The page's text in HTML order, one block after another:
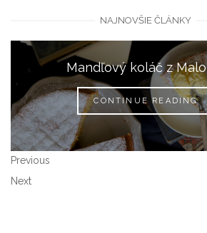
NAJNOVŠIE ČLÁNKY
Mandľový koláč z
CONTINUE READING
Previous
Next